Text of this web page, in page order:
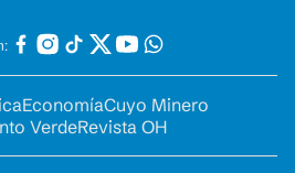
EconomíaCuyo Minero
VerdeRevista OH